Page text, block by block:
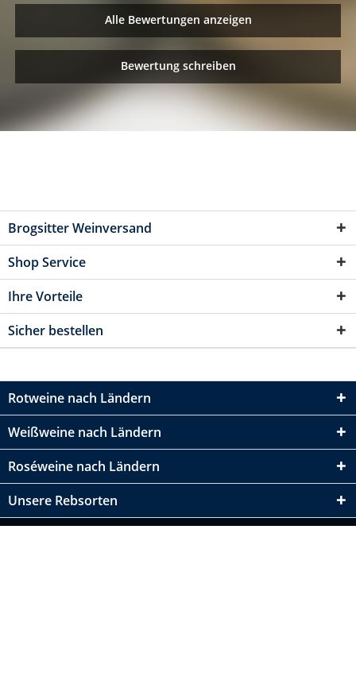
Alle Bewertungen anzeigen
Bewertung schreiben
Brogsitter Weinversand
Shop Service
Ihre Vorteile
Sicher bestellen
Rotweine nach Ländern
Weißweine nach Ländern
Roséweine nach Ländern
Unsere Rebsorten